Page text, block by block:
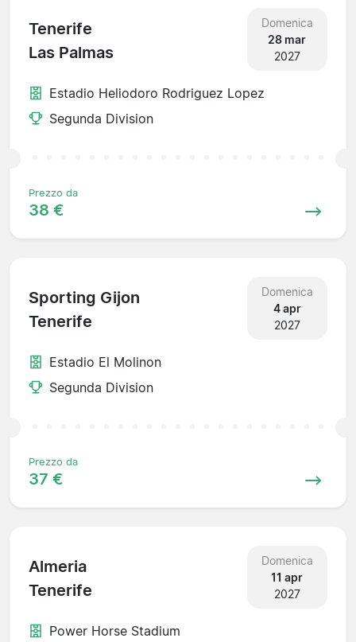
Tenerife
Las Palmas
Domenica
28 mar
2027
Estadio Heliodoro Rodriguez Lopez
Segunda Division
Prezzo da
38 €
Sporting Gijon
Tenerife
Domenica
4 apr
2027
Estadio El Molinon
Segunda Division
Prezzo da
37 €
Almeria
Tenerife
Domenica
11 apr
2027
Power Horse Stadium